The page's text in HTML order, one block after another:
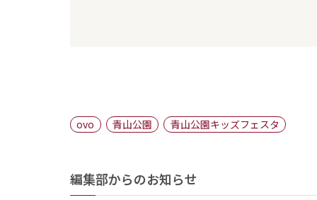
ovo 青山公園 青山公園キッズフェスタ
編集部からのお知らせ